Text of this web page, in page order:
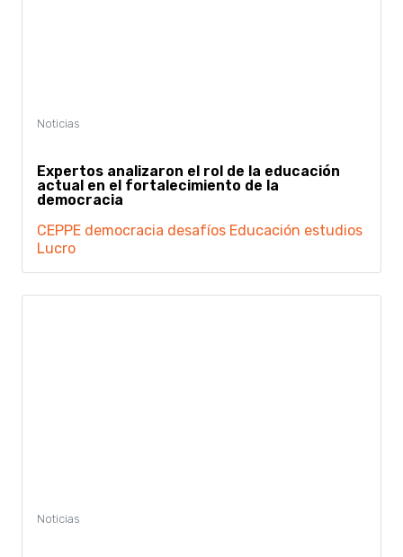
Expertos analizaron el rol de la educación
actual en el fortalecimiento de la
democracia
CEPPE democracia desafíos Educación estudios
Lucro